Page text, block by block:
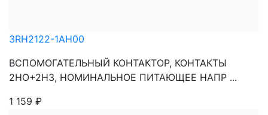
3RH2122-1AH00
ВСПОМОГАТЕЛЬНЫЙ КОНТАКТОР, КОНТАКТЫ
2НО+2НЗ, НОМИНАЛЬНОЕ ПИТАЮЩЕЕ НАПР ...
1 159 ₽